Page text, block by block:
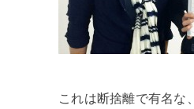
これは断捨離で有名な、